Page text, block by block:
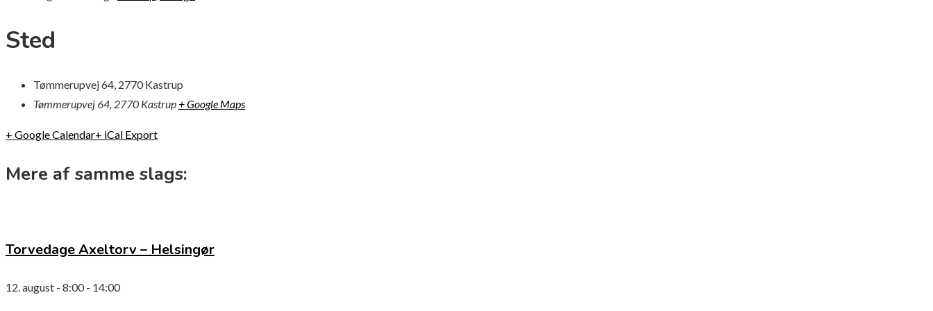
Sted
Tømmerupvej 64, 2770 Kastrup
Tømmerupvej 64, 2770 Kastrup + Google Maps
+ Google Calendar+ iCal Export
Mere af samme slags:
Torvedage Axeltorv – Helsingør
12. august - 8:00- 14:00